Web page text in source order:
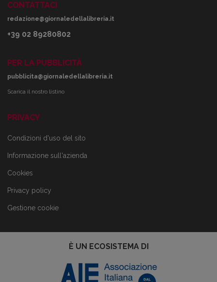
CONTATTACI
redazione@giornaledellalibreria.it
+39 02 89280802
PER LA PUBBLICITÀ
pubblicita@giornaledellalibreria.it
Scarica il nostro listino
PRIVACY
Condizioni d'uso del sito
Informazione sull'azienda
Cookies
Privacy policy
Gestione cookie
È UN ECOSISTEMA DI